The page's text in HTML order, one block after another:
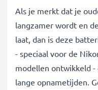
Als je merkt dat je
langzamer wordt en
laat, dan is deze
- speciaal voor de
modellen ontwikkeld
lange opnametijden.